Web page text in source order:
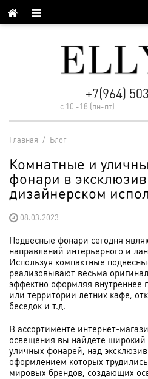
+7(964)
с 10 -18 (пн-пт)
Главная / Блог
Комнатные и
фонари в
дизайнерском
08.03.2023
Подвесные фонари сегодня
направлений интерьерного и
Используя компактные
реализовывают весьма
эффектно оформляя внутреннее
или территории летних кафе,
беседок и т.д.
В ассортименте интернет-
освещения вы найдете широкий
уличных фонарей, над
оформлением которых
мировых брендов, создающих